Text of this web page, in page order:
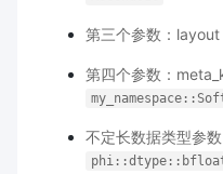
第三个参数：
第四个参数：
不定长数据类型参